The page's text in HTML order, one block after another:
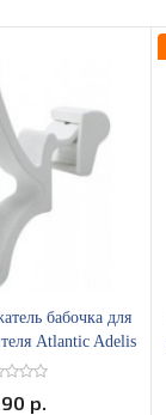
бабочка для
Atlantic Adelis
002231
р.